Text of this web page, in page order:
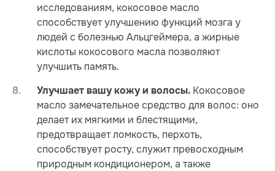
исследованиям, кокосовое масло
способствует улучшению функций мозга у
людей с болезнью Альцгеймера, а жирные
кислоты кокосового масла позволяют
улучшить память.
Улучшает вашу кожу и волосы. Кокосовое
масло замечательное средство для волос: оно
делает их мягкими и блестящими,
предотвращает ломкость, перхоть,
способствует росту, служит превосходным
природным кондиционером, а также